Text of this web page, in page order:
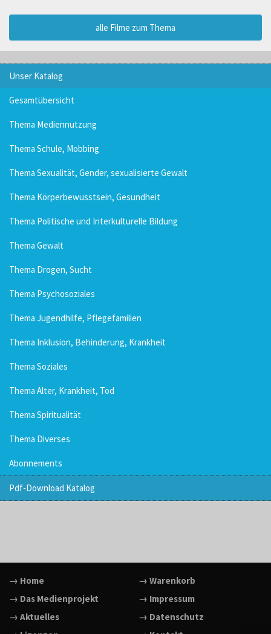
alle Filme zum Thema
Unser Katalog
Gesamtübersicht
Thema Mediennutzung
Thema Schule, Mobbing
Thema Sexualität, Gender, sexualisierte Gewalt
Thema Körperbewusstsein, Gesundheit
Thema Politische und Interkulturelle Bildung
Thema Gewalt
Thema Drogen, Sucht
Thema Psychosoziales
Thema Jugendhilfe, Pflegefamilien
Thema Inklusion, Behinderung, Krankheit
Thema Soziales
Thema Alter, Krankheit, Tod
Thema Spiritualität
Thema Diverses
Abonnements
Pdf-Download Katalog
→ Home
→ Das Medienprojekt
→ Aktuelles
→ Warenkorb
→ Impressum
→ Datenschutz